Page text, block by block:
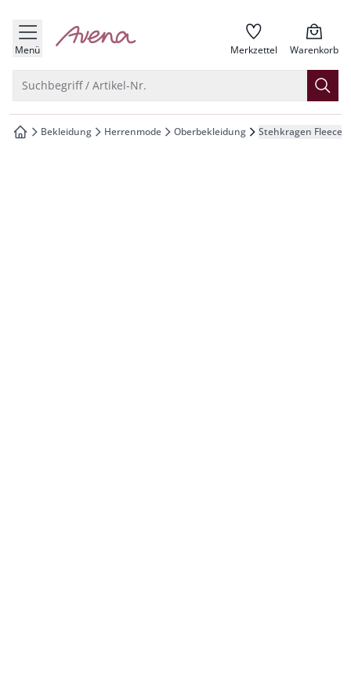
springen
springen
springen
springen
Menü zur Startseite Merkzettel Warenkorb
Suchbegriff / Artikel-Nr.
zur Startseite
Bekleidung Herrenmode Oberbekleidung Stehkragen